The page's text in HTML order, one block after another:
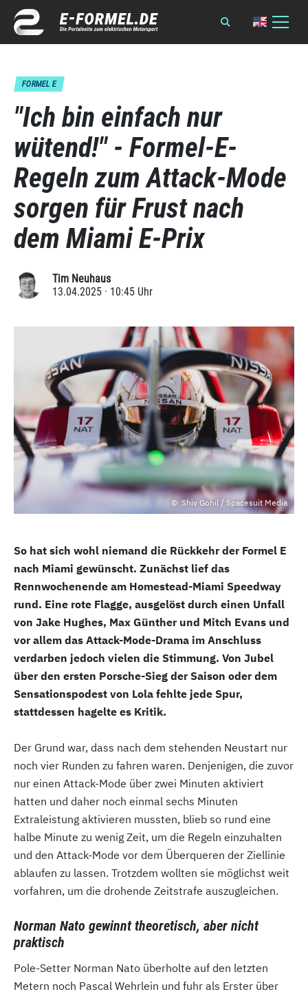
FORMEL E
"Ich bin einfach nur
wütend!" - Formel-E-
Regeln zum Attack-Mode
sorgen für Frust nach
dem Miami E-Prix
Tim Neuhaus
13.04.2025 · 10:45 Uhr
Shiv Gohil / Spacesuit Media
So hat sich wohl niemand die Rückkehr der Formel E
nach Miami gewünscht. Zunächst lief das
Rennwochenende am Homestead-Miami Speedway
rund. Eine rote Flagge, ausgelöst durch einen Unfall
von Jake Hughes, Max Günther und Mitch Evans und
vor allem das Attack-Mode-Drama im Anschluss
verdarben jedoch vielen die Stimmung. Von Jubel
über den ersten Porsche-Sieg der Saison oder dem
Sensationspodest von Lola fehlte jede Spur,
stattdessen hagelte es Kritik.
Der Grund war, dass nach dem stehenden Neustart nur
noch vier Runden zu fahren waren. Denjenigen, die zuvor
nur einen Attack-Mode über zwei Minuten aktiviert
hatten und daher noch einmal sechs Minuten
Extraleistung aktivieren mussten, blieb so rund eine
halbe Minute zu wenig Zeit, um die Regeln einzuhalten
und den Attack-Mode vor dem Überqueren der Ziellinie
ablaufen zu lassen. Trotzdem wollten sie möglichst weit
vorfahren, um die drohende Zeitstrafe auszugleichen.
Norman Nato gewinnt theoretisch, aber nicht
praktisch
Pole-Setter Norman Nato überholte auf den letzten
Metern noch Pascal Wehrlein und fuhr als Erster über